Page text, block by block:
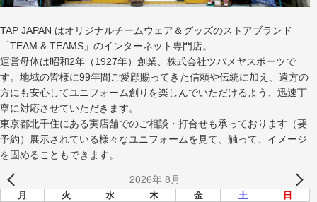
TAP JAPAN はオリジナルチームウェア＆グッズのストアブランド
「TEAM & TEAMS」のインターネット専門店。
運営母体は昭和2年（1927年）創業、株式会社ツバメヤスポーツで
す。地域の皆様に99年間ご愛顧賜ってきた信頼や伝統に加え、遠方の
方にも安心してユニフォーム創りを楽しんでいただけるよう、迅速丁
寧に対応させていただきます。
東京都北千住にある実店舗でのご相談・打合せも承っております（要
予約）展示されている様々なユニフォームを見て、触って、イメージ
を固めることもできます。
2026年 8月
月 火 水 木 金 土 日